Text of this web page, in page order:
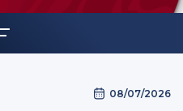
08/07/2026